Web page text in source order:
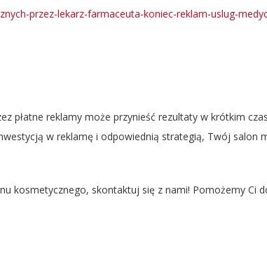
przez-lekarz-farmaceuta-koniec-reklam-uslug-
płatne reklamy może przynieść rezultaty w krótkim
w reklamę i odpowiednią strategią, Twój salon
kosmetycznego, skontaktuj się z nami! Pomożemy Ci